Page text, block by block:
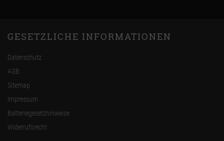
GESETZLICHE INFORMATIONEN
Datenschutz
AGB
Sitemap
Impressum
Batteriegesetzhinweise
Widerrufsrecht